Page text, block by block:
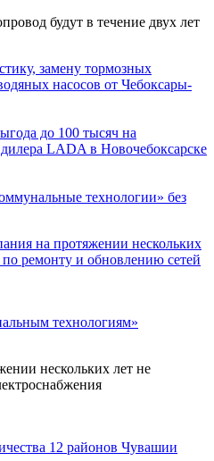
будут в течение двух лет
замену тормозных
насосов от Чебоксары-
до 100 тысяч на
LADA в Новочебоксарске
технологии» без
на протяжении нескольких
ремонту и обновлению сетей
технологиям»
нескольких лет не
12 районов Чувашии